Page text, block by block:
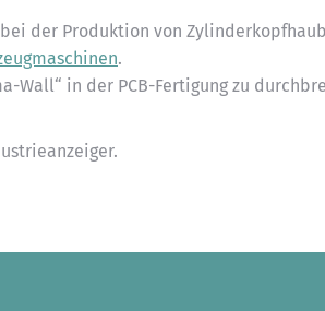
der Produktion von
.
Wall“ in der PCB-Fertigung zu